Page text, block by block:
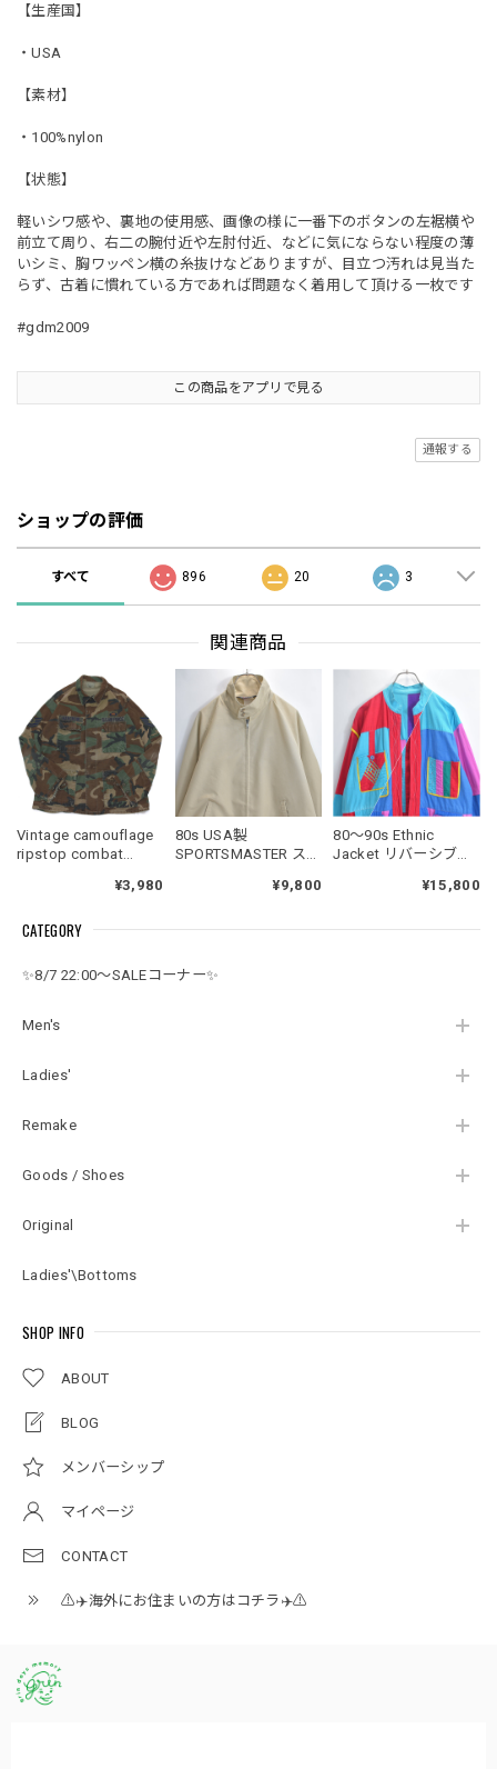
CATEGORY
✨8/7 22:00～SALEコーナー✨
Men's
Ladies'
Remake
Goods / Shoes
Original
Ladies'\Bottoms
SHOP INFO
ABOUT
BLOG
メンバーシップ
マイページ
CONTACT
⚠️✈️海外にお住まいの方はコチラ✈️⚠️
【生産国】
・USA
【素材】
・100%nylon
【状態】
軽いシワ感や、裏地の使用感、画像の様に一番下のボタンの左裾横や
前立て周り、右二の腕付近や左肘付近、などに気にならない程度の薄
いシミ、胸ワッペン横の糸抜けなどありますが、目立つ汚れは見当た
らず、古着に慣れている方であれば問題なく着用して頂ける一枚です
#gdm2009
この商品をアプリで見る
通報する
ショップの評価
すべて 896 20 3
関連商品
Vintage camouflage
ripstop combat
¥3,980
80s USA製
SPORTSMASTER スポ
イヤー スポーツジャ
ウィングトップ ベー
ン ヴィンテージ ビン
テージ アメリカ古着
¥9,800
80～90s Ethnic
Jacket リバーシブル
ッチ デザイン ボタン
衣装 クレイジーパタ
¥15,800